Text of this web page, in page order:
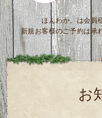
ほんわか。は会員
新規お客様のご予約は承
お